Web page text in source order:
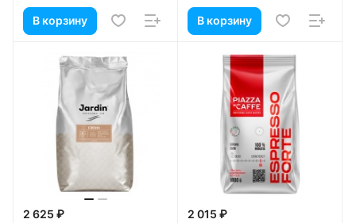
В корзину В корзину
2 625 ₽
2 015 ₽